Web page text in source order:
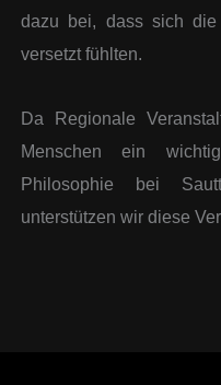
dazu bei, dass sich
versetzt fühlten.
Da Regionale
Menschen ein
Philosophie bei
unterstützen wir diese